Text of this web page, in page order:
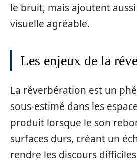
le bruit, mais ajoutent
visuelle agréable.
Les enjeux de la
La réverbération est un
sous-estimé dans les
produit lorsque le son
surfaces durs, créant un
rendre les discours